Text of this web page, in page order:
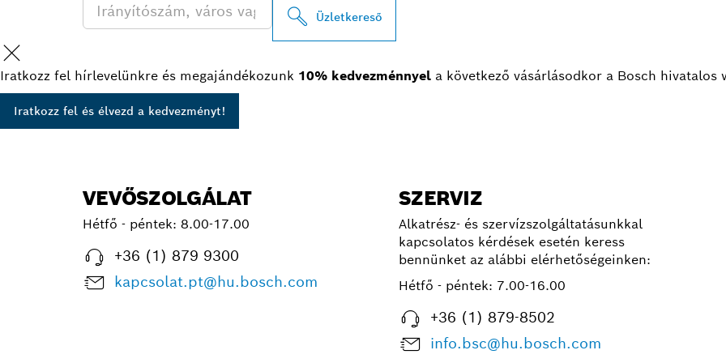
Üzletkereső
Iratkozz fel hírlevelünkre és megajándékozunk 10% kedvezménnyel a következő vásárlásodkor a Bosch hivatalos
Iratkozz fel és élvezd a kedvezményt!
VEVŐSZOLGÁLAT
Hétfő - péntek: 8.00-17.00
+36 (1) 879 9300
kapcsolat.pt@hu.bosch.com
SZERVIZ
Alkatrész- és szervízszolgáltatásunkkal
kapcsolatos kérdések esetén keress
bennünket az alábbi elérhetőségeinken:
Hétfő - péntek: 7.00-16.00
+36 (1) 879-8502
info.bsc@hu.bosch.com